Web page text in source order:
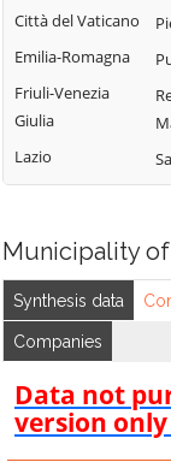
Crocefieschi
Davagna
Fascia
Favale di Malvaro
Città del Vaticano
Emilia-Romagna
Friuli-Venezia
Giulia
Lazio
Municipality of
Synthesis data
Companies
Data not
version only